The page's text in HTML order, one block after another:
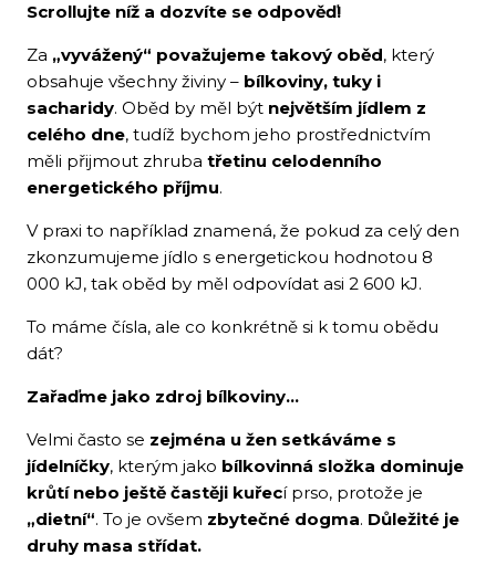
Scrollujte níž a dozvíte se odpověď!
Za „vyvážený“ považujeme takový oběd, který
obsahuje všechny živiny – bílkoviny, tuky i
sacharidy. Oběd by měl být největším jídlem z
celého dne, tudíž bychom jeho prostřednictvím
měli přijmout zhruba třetinu celodenního
energetického příjmu.
V praxi to například znamená, že pokud za celý den
zkonzumujeme jídlo s energetickou hodnotou 8
000 kJ, tak oběd by měl odpovídat asi 2 600 kJ.
To máme čísla, ale co konkrétně si k tomu obědu
dát?
Zařaďme jako zdroj bílkoviny…
Velmi často se zejména u žen setkáváme s
jídelníčky, kterým jako bílkovinná složka dominuje
krůtí nebo ještě častěji kuřecí prso, protože je
„dietní“. To je ovšem zbytečné dogma. Důležité je
druhy masa střídat.